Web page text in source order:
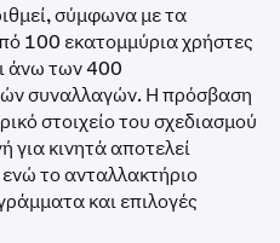
σύμφωνα με τα
100 εκατομμύρια χρήστες
άνω των 400
συναλλαγών. Η πρόσβαση
στοιχείο του σχεδιασμού
κινητά αποτελεί
το ανταλλακτήριο
και επιλογές